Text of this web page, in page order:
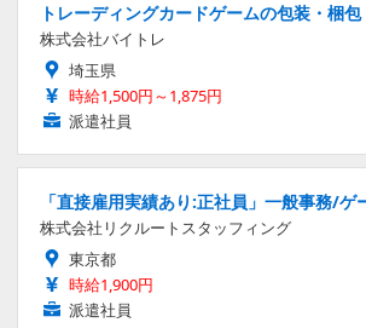
トレーディングカードゲームの包装・梱包
株式会社バイトレ
埼玉県
時給1,500円～1,875円
派遣社員
「直接雇用実績あり:正社員」一般事務/ゲ
株式会社リクルートスタッフィング
東京都
時給1,900円
派遣社員